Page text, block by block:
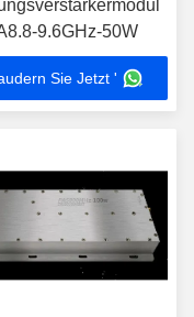
9.6GHz-50W
Sie Jetzt '